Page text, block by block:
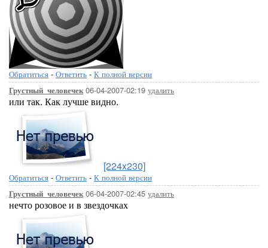
Обратиться - Ответить - К полной версии
Грустный_человечек06-04-2007-02:19 удалить
или так. Как лучше видно.
[224x230]
Обратиться - Ответить - К полной версии
Грустный_человечек06-04-2007-02:45 удалить
нечто розовое и в звездочках